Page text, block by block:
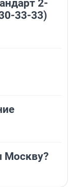
2-
33-33)
Москву?